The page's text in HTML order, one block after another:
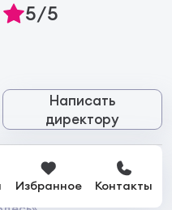
Избранное Контакты
5/5
Написать
директору
продукции